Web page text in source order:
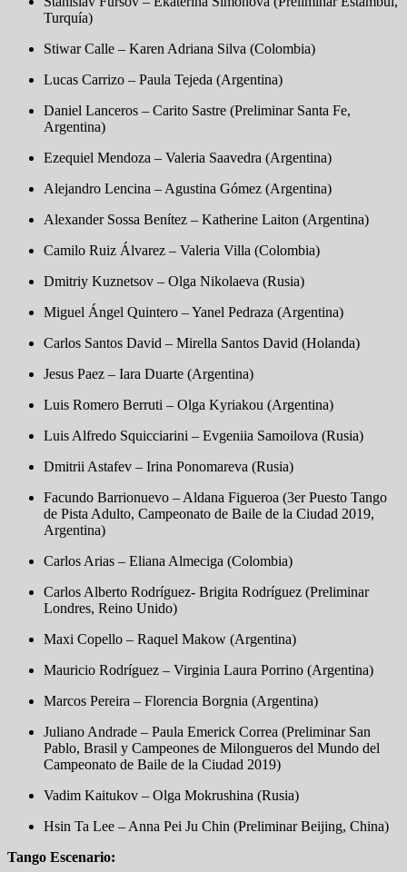
Turquía)
Stiwar Calle – Karen Adriana Silva (Colombia)
Lucas Carrizo – Paula Tejeda (Argentina)
Daniel Lanceros – Carito Sastre (Preliminar Santa Fe,
Argentina)
Ezequiel Mendoza – Valeria Saavedra (Argentina)
Alejandro Lencina – Agustina Gómez (Argentina)
Alexander Sossa Benítez – Katherine Laiton (Argentina)
Camilo Ruiz Álvarez – Valeria Villa (Colombia)
Dmitriy Kuznetsov – Olga Nikolaeva (Rusia)
Miguel Ángel Quintero – Yanel Pedraza (Argentina)
Carlos Santos David – Mirella Santos David (Holanda)
Jesus Paez – Iara Duarte (Argentina)
Luis Romero Berruti – Olga Kyriakou (Argentina)
Luis Alfredo Squicciarini – Evgeniia Samoilova (Rusia)
Dmitrii Astafev – Irina Ponomareva (Rusia)
Facundo Barrionuevo – Aldana Figueroa (3er Puesto Tango
de Pista Adulto, Campeonato de Baile de la Ciudad 2019,
Argentina)
Carlos Arias – Eliana Almeciga (Colombia)
Carlos Alberto Rodríguez- Brigita Rodríguez (Preliminar
Londres, Reino Unido)
Maxi Copello – Raquel Makow (Argentina)
Mauricio Rodríguez – Virginia Laura Porrino (Argentina)
Marcos Pereira – Florencia Borgnia (Argentina)
Juliano Andrade – Paula Emerick Correa (Preliminar San
Pablo, Brasil y Campeones de Milongueros del Mundo del
Campeonato de Baile de la Ciudad 2019)
Vadim Kaitukov – Olga Mokrushina (Rusia)
Hsin Ta Lee – Anna Pei Ju Chin (Preliminar Beijing, China)
Tango Escenario: